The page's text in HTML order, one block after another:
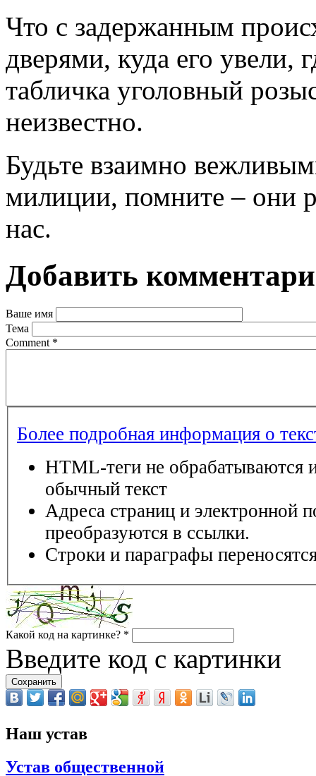
Что с задержанным
дверями, куда его увели,
табличка уголовный
неизвестно.
Будьте взаимно
милиции, помните – они
нас.
Добавить
Ваше имя
Тема
Comment *
Более подробная информация о
HTML-теги не обрабатываются
обычный текст
Адреса страниц и электронной
преобразуются в ссылки.
Строки и параграфы
Какой код на картинке? *
Введите код с картинки
Наш устав
Устав общественной